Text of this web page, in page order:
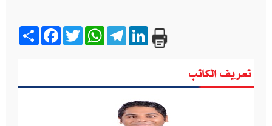
Share
FacebookTwitter
WhatsApp
Telegram
LinkedIn
تعريف الكاتب